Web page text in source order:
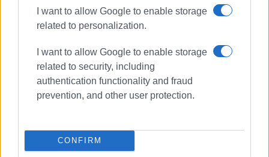
I want to allow Google to enable storage
related to personalization.
I want to allow Google to enable storage
related to security, including
authentication functionality and fraud
prevention, and other user protection.
CONFIRM
Εμφανίσεις: 79
Ακολουθήστε το enimerosi στοFacebook
Συνδρομητές στο e-paper